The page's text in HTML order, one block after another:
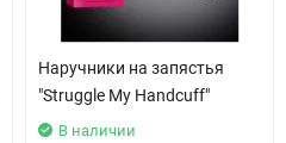
Наручники на запястья
"Struggle My Handcuff"
В наличии